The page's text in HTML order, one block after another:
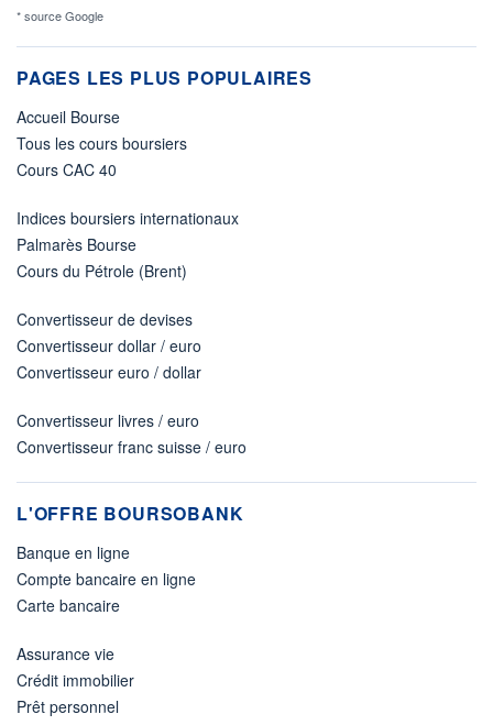
* source Google
PAGES LES PLUS POPULAIRES
Accueil Bourse
Tous les cours boursiers
Cours CAC 40
Indices boursiers internationaux
Palmarès Bourse
Cours du Pétrole (Brent)
Convertisseur de devises
Convertisseur dollar / euro
Convertisseur euro / dollar
Convertisseur livres / euro
Convertisseur franc suisse / euro
L'OFFRE BOURSOBANK
Banque en ligne
Compte bancaire en ligne
Carte bancaire
Assurance vie
Crédit immobilier
Prêt personnel